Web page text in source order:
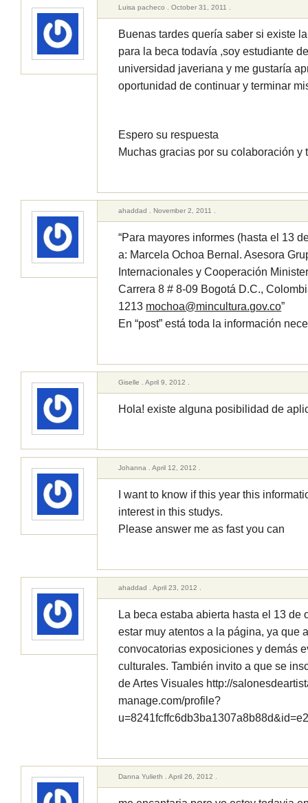
Luisa pacheco . October 31, 2011 .
Buenas tardes quería saber si existe
para la beca todavía ,soy estudiante
universidad javeriana y me gustaría
oportunidad de continuar y terminar
Espero su respuesta
Muchas gracias por su colaboración y
ahaddad . November 2, 2011 .
“Para mayores informes (hasta el 13
a: Marcela Ochoa Bernal. Asesora
Internacionales y Cooperación
Carrera 8 # 8-09 Bogotá D.C.,
1213 mochoa@mincultura.gov.co”
En “post” está toda la información
Giselle . April 9, 2012 .
Hola! existe alguna posibilidad de
Johanna . April 12, 2012 .
I want to know if this year this
interest in this studys.
Please answer me as fast you can
ahaddad . April 23, 2012 .
La beca estaba abierta hasta el 13 de
estar muy atentos a la página, ya que
convocatorias exposiciones y demás
culturales. También invito a que se
de Artes Visuales http://
manage.com/profile?
Danna Yulieth . April 26, 2012 .